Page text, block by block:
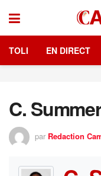
TOLI EN DIRECT
C.
par Redaction